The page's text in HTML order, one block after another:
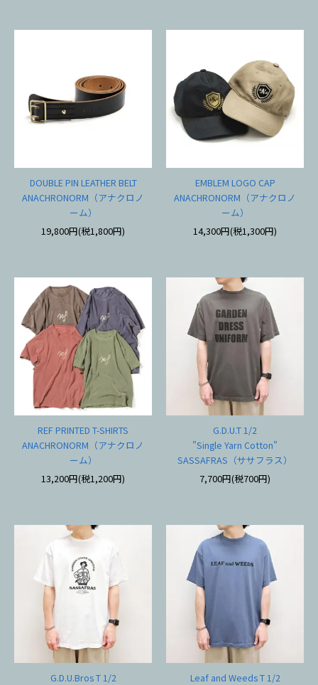
DOUBLE PIN LEATHER BELT
ANACHRONORM（アナクロノ
ーム）
19,800円(税1,800円)
EMBLEM LOGO CAP
ANACHRONORM（アナクロノ
ーム）
14,300円(税1,300円)
REF PRINTED T-SHIRTS
ANACHRONORM（アナクロノ
ーム）
13,200円(税1,200円)
G.D.U.T 1/2
"Single Yarn Cotton"
SASSAFRAS（ササフラス）
7,700円(税700円)
G.D.U.Bros T 1/2
Leaf and Weeds T 1/2